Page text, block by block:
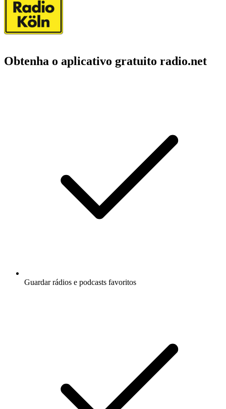
Obtenha o aplicativo gratuito radio.net
Guardar rádios e podcasts favoritos